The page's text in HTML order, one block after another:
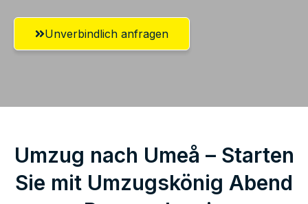
Unverbindlich anfragen
Umzug nach Umeå – Starten
Sie mit Umzugskönig Abend